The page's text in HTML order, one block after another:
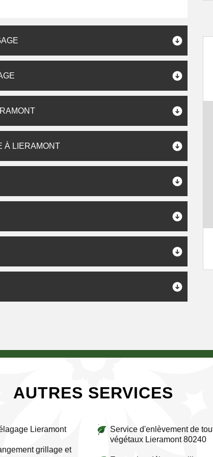
À LIERAMONT
AUTRES SERVICES
Lieramont
grillage et
Service d'enlèvement de
végétaux Lieramont 80240